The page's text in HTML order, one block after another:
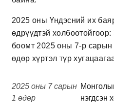
2025 оны Үндэсний их
өдрүүдтэй
боомт 2025 оны 7-р сарын
өдөр хүртэл түр
2025 оны 7 сарын
1 өдөр
нэгдсэн